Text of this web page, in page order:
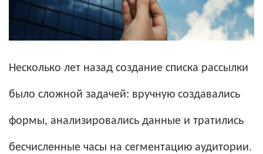
Несколько лет назад создание списка рассылки
было сложной задачей: вручную создавались
формы, анализировались данные и тратились
бесчисленные часы на сегментацию аудитории.